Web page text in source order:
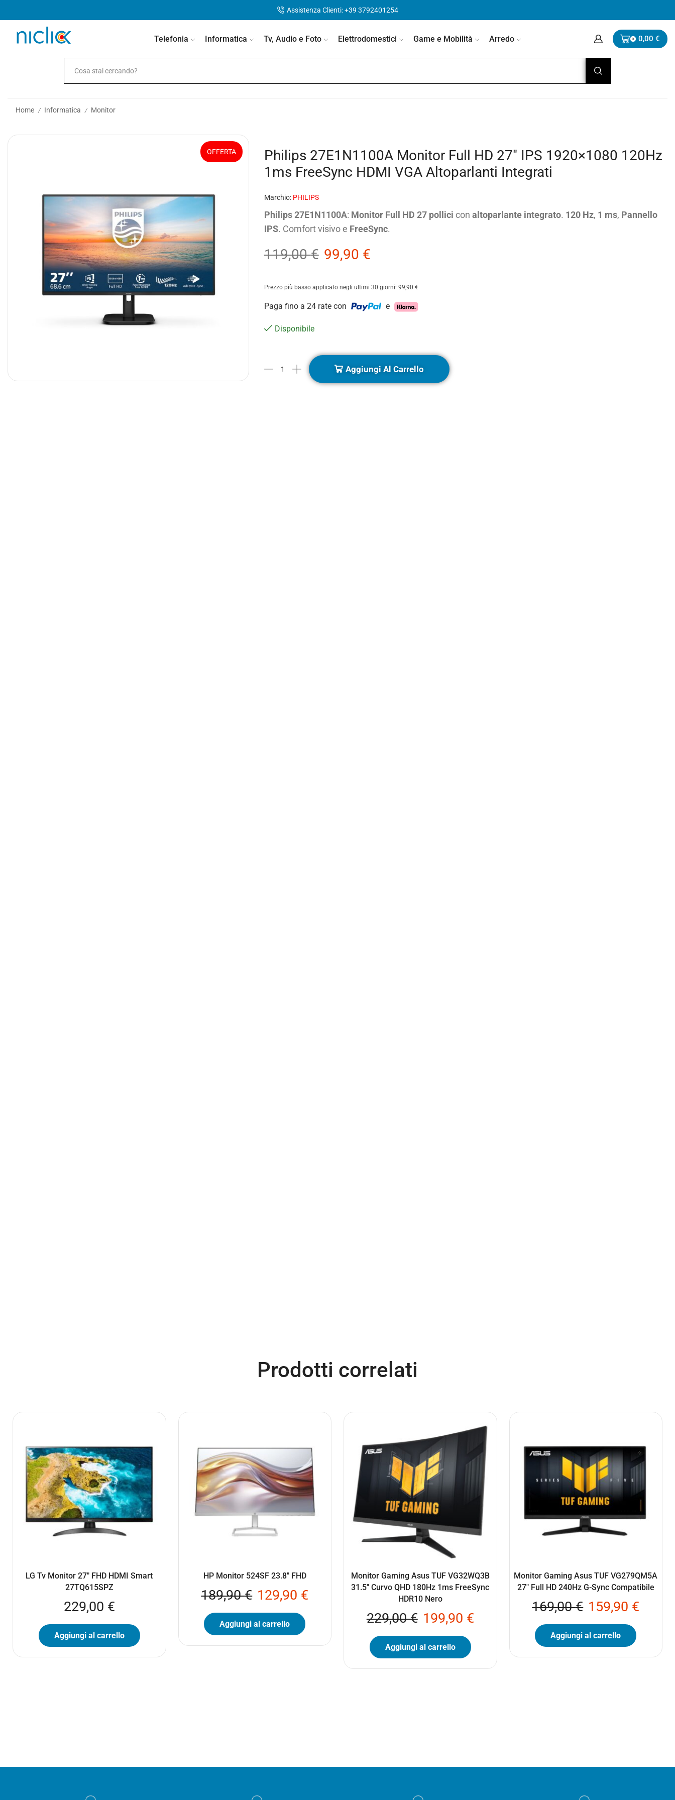
Assistenza Clienti: +39 3792401254
Telefonia Informatica Tv, Audio e Foto Elettrodomestici Game e Mobilità Arredo 0 0,00 €
Home / Informatica / Monitor
OFFERTA
Philips 27E1N1100A Monitor Full HD 27″ IPS 1920×1080 120Hz
1ms FreeSync HDMI VGA Altoparlanti Integrati
Marchio: PHILIPS
Philips 27E1N1100A: Monitor Full HD 27 pollici con altoparlante integrato. 120 Hz, 1 ms, Pannello
IPS. Comfort visivo e FreeSync.
119,00€ 99,90 €
Prezzo più basso applicato negli ultimi 30 giorni: 99,90 €
Paga fino a 24 rate con e
Disponibile
Aggiungi Al Carrello
Prodotti correlati
LG Tv Monitor 27″ FHD HDMI Smart
27TQ615SPZ
229,00 €
Aggiungi al carrello
HP Monitor 524SF 23.8″ FHD
189,90€ 129,90 €
Aggiungi al carrello
Monitor Gaming Asus TUF VG32WQ3B
31.5″ Curvo QHD 180Hz 1ms FreeSync
HDR10 Nero
229,00€ 199,90 €
Aggiungi al carrello
Monitor Gaming Asus TUF VG279QM5A
27″ Full HD 240Hz G-Sync Compatibile
169,00€ 159,90 €
Aggiungi al carrello